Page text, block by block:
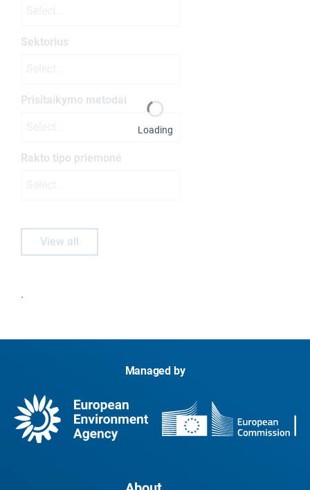
Sektorius
Prisitaikymo metodai
Rakto tipo priemonė
Loading
View all
.
Managed by